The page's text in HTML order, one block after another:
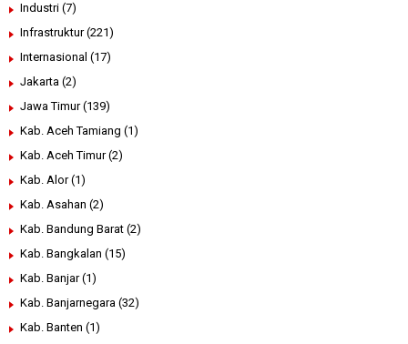
Industri (7)
Infrastruktur (221)
Internasional (17)
Jakarta (2)
Jawa Timur (139)
Kab. Aceh Tamiang (1)
Kab. Aceh Timur (2)
Kab. Alor (1)
Kab. Asahan (2)
Kab. Bandung Barat (2)
Kab. Bangkalan (15)
Kab. Banjar (1)
Kab. Banjarnegara (32)
Kab. Banten (1)